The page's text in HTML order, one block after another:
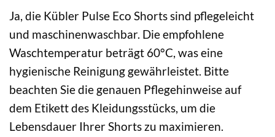
Ja, die Kübler Pulse Eco Shorts sind pflegeleicht
und maschinenwaschbar. Die empfohlene
Waschtemperatur beträgt 60°C, was eine
hygienische Reinigung gewährleistet. Bitte
beachten Sie die genauen Pflegehinweise auf
dem Etikett des Kleidungsstücks, um die
Lebensdauer Ihrer Shorts zu maximieren.